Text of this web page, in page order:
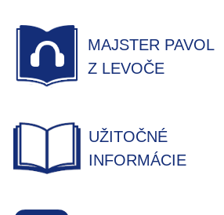
MAJSTER PAVOL
Z LEVOČE
UŽITOČNÉ
INFORMÁCIE